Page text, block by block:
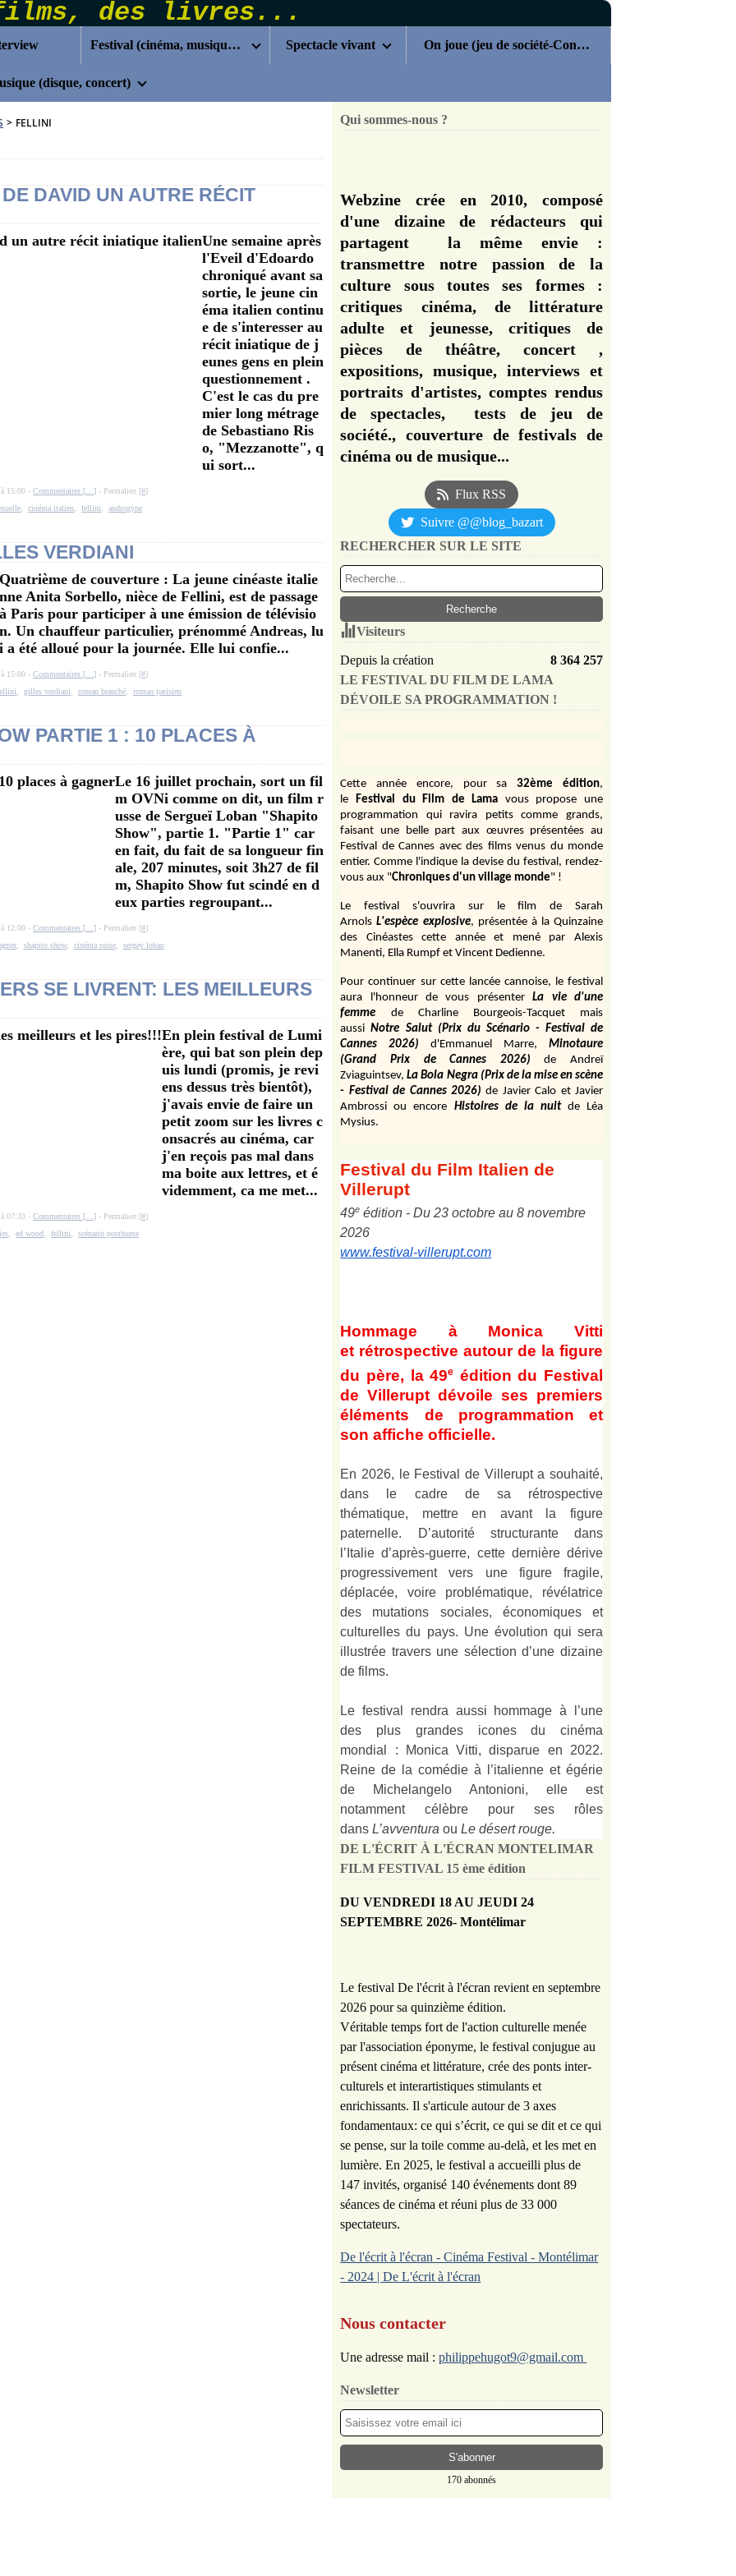
Festival (cinéma, musique...) Spectacle vivant On joue (jeu de société-Concours)
(disque, concert)
> FELLINI
DAVID UN AUTRE RÉCIT
Une semaine après
l'Eveil d'Edoardo
chroniqué avant sa
sortie, le jeune cin
éma italien continu
e de s'interesser au
récit iniatique de j
eunes gens en plein
questionnement .
C'est le cas du pre
mier long métrage
de Sebastiano Ris
o, "Mezzanotte", q
ui sort...
à 15:00 -Commentaires [ …] - Permalien [#]
,cinéma italien fellini ,androgyne
VERDIANI
Quatrième de couverture : La jeune cinéaste italie
nne Anita Sorbello, nièce de Fellini, est de passage
à Paris pour participer à une émission de télévisio
n. Un chauffeur particulier, prénommé Andreas, lu
i a été alloué pour la journée. Elle lui confie...
à 15:00 -Commentaires [ …] - Permalien [#]
,gilles verdiani ,roman branché ,roman parisien
PARTIE 1 : 10 PLACES À
Le 16 juillet prochain, sort un fil
m OVNi comme on dit, un film r
usse de Sergueï Loban "Shapito
Show", partie 1. "Partie 1" car
en fait, du fait de sa longueur fin
ale, 207 minutes, soit 3h27 de fil
m, Shapito Show fut scindé en d
eux parties regroupant...
à 12:00 -Commentaires [ …] - Permalien [#]
, shapito show, cinéma russe, sergey loban
SE LIVRENT: LES MEILLEURS
En plein festival de Lumi
ère, qui bat son plein dep
uis lundi (promis, je revi
ens dessus très bientôt),
j'avais envie de faire un
petit zoom sur les livres c
onsacrés au cinéma, car
j'en reçois pas mal dans
ma boite aux lettres, et é
videmment, ca me met...
à 07:33 -Commentaires [ …] - Permalien [#]
,ed wood fellini ,scénario posthume
Qui sommes-nous ?
Webzine crée en 2010, composé
d'une dizaine de rédacteurs qui
partagent la même envie :
transmettre notre passion de la
culture sous toutes ses formes :
critiques cinéma, de littérature
adulte et jeunesse, critiques de
pièces de théâtre, concert ,
expositions, musique, interviews et
portraits d'artistes, comptes rendus
de spectacles, tests de jeu de
société., couverture de festivals de
cinéma ou de musique...
Flux RSS
Suivre @@blog_bazart
RECHERCHER SUR LE SITE
Visiteurs
Depuis la création
8 364 257
LE FESTIVAL DU FILM DE LAMA
DÉVOILE SA PROGRAMMATION !
Cette année encore, pour sa 32ème édition,
le Festival du Film de Lama vous propose une
programmation qui ravira petits comme grands,
faisant une belle part aux œuvres présentées au
Festival de Cannes avec des films venus du monde
entier. Comme l'indique la devise du festival, rendez-
vous aux "Chroniques d'un village monde" !
Le festival s'ouvrira sur le film de Sarah
Arnols L'espèce explosive, présentée à la Quinzaine
des Cinéastes cette année et mené par Alexis
Manenti, Ella Rumpf et Vincent Dedienne.
Pour continuer sur cette lancée cannoise, le festival
aura l'honneur de vous présenter
La vie d'une
femme
de Charline Bourgeois-Tacquet
mais
aussi Notre Salut (Prix du Scénario - Festival de
Cannes 2026)
d'Emmanuel Marre,
Minotaure
(Grand Prix de Cannes 2026)
de Andreï
Zviaguintsev,La Bola Negra (Prix de la mise en scène
- Festival de Cannes 2026) de Javier Calo et Javier
Ambrossi ou encore Histoires de la nuit de Léa
Mysius.
Festival du Film Italien de
Villerupt
49e édition - Du 23 octobre au 8 novembre
2026
www.festival-villerupt.com
Hommage à Monica Vitti
et rétrospective autour de la figure
du père, la 49e édition du Festival
de Villerupt dévoile ses premiers
éléments de programmation et
son affiche officielle.
En 2026, le Festival de Villerupt a souhaité,
dans le cadre de sa rétrospective
thématique, mettre en avant la figure
paternelle. D’autorité structurante dans
l’Italie d’après-guerre, cette dernière dérive
progressivement vers une figure fragile,
déplacée, voire problématique, révélatrice
des mutations sociales, économiques et
culturelles du pays. Une évolution qui sera
illustrée travers une sélection d’une dizaine
de films.
Le festival rendra aussi hommage à l’une
des plus grandes icones du cinéma
mondial : Monica Vitti, disparue en 2022.
Reine de la comédie à l’italienne et égérie
de Michelangelo Antonioni, elle est
notamment célèbre pour ses rôles
dans L’avventura ou Le désert rouge.
DE L'ÉCRIT À L'ÉCRAN MONTELIMAR
FILM FESTIVAL 15 ème édition
DU VENDREDI 18 AU JEUDI 24
SEPTEMBRE 2026- Montélimar
Le festival De l'écrit à l'écran revient en septembre
2026 pour sa quinzième édition.
Véritable temps fort de l'action culturelle menée
par l'association éponyme, le festival conjugue au
présent cinéma et littérature, crée des ponts inter-
culturels et interartistiques stimulants et
enrichissants. Il s'articule autour de 3 axes
fondamentaux: ce qui s’écrit, ce qui se dit et ce qui
se pense, sur la toile comme au-delà, et les met en
lumière. En 2025, le festival a accueilli plus de
147 invités, organisé 140 événements dont 89
séances de cinéma et réuni plus de 33 000
spectateurs.
De l'écrit à l'écran - Cinéma Festival - Montélimar
- 2024 | De L'écrit à l'écran
Nous contacter
Une adresse mail :philippehugot9@gmail.com
Newsletter
170 abonnés